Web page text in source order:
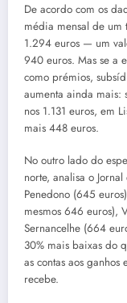
De acordo com os
média mensal de
1.294 euros — um
940 euros. Mas se a
como prémios,
aumenta ainda mais:
nos 1.131 euros, em
mais 448 euros.
No outro lado do
norte, analisa o
Penedono (645
mesmos 646 euros),
Sernancelhe (664
30% mais baixas do
as contas aos
recebe.